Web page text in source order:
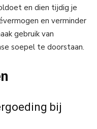
en dien tijdig je
en verminder
gebruik van
soepel te doorstaan.
bij